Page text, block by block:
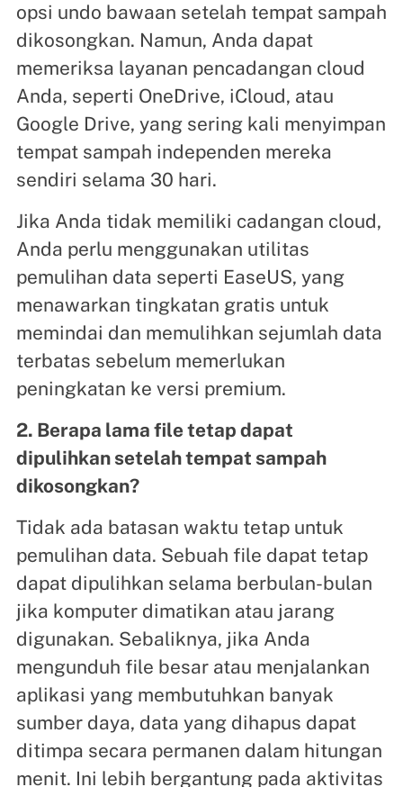
opsi undo bawaan setelah tempat sampah
dikosongkan. Namun, Anda dapat
memeriksa layanan pencadangan cloud
Anda, seperti OneDrive, iCloud, atau
Google Drive, yang sering kali menyimpan
tempat sampah independen mereka
sendiri selama 30 hari.
Jika Anda tidak memiliki cadangan cloud,
Anda perlu menggunakan utilitas
pemulihan data seperti EaseUS, yang
menawarkan tingkatan gratis untuk
memindai dan memulihkan sejumlah data
terbatas sebelum memerlukan
peningkatan ke versi premium.
2. Berapa lama file tetap dapat
dipulihkan setelah tempat sampah
dikosongkan?
Tidak ada batasan waktu tetap untuk
pemulihan data. Sebuah file dapat tetap
dapat dipulihkan selama berbulan-bulan
jika komputer dimatikan atau jarang
digunakan. Sebaliknya, jika Anda
mengunduh file besar atau menjalankan
aplikasi yang membutuhkan banyak
sumber daya, data yang dihapus dapat
ditimpa secara permanen dalam hitungan
menit. Ini lebih bergantung pada aktivitas